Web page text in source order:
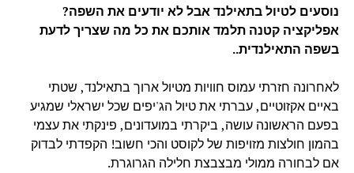
נוסעים לטיול בתאילנד אבל לא יודעים את השפה?
אפליקציה קטנה תלמד אותכם את כל מה שצריך לדעת
בשפה התאילנדית..
לאחרונה חזרתי עמוס חוויות מטיול ארוך בתאילנד, שטתי
באיים אקזוטיים, עברתי את טיול הג'יפים שכל ישראלי שמגיע
בפעם הראשונה עושה, ביקרתי במועדונים, פינקתי את עצמי
בהמון חולצות מזויפות של לקוסט והכי חשוב! הקפדתי לבדוק
אם לבחורה ממולי מבצבצת חלילה הגרוגרת.